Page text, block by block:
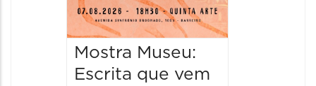
Mostra Museu:
Escrita que vem